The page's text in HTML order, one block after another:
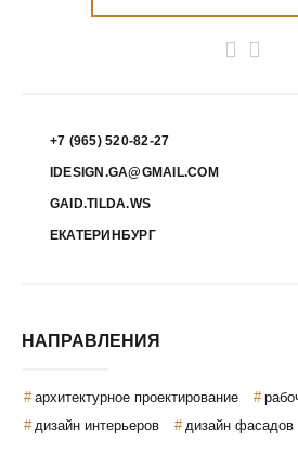
+7 (965) 520-82-27
IDESIGN.GA@GMAIL.COM
GAID.TILDA.WS
ЕКАТЕРИНБУРГ
НАПРАВЛЕНИЯ
архитектурное проектирование
дизайн интерьеров
дизайн фасадов